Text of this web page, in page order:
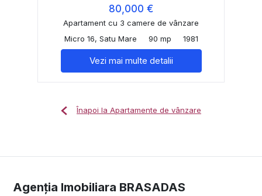
80,000 €
Apartament cu 3 camere de vânzare
Micro 16, Satu Mare
90 mp 1981
Vezi mai multe detalii
Înapoi la Apartamente de vânzare
Agenția Imobiliara BRASADAS